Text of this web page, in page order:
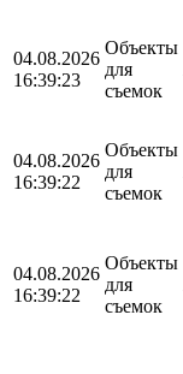
04.08.2026
16:39:23
Объекты
для
съемок
04.08.2026
16:39:22
Объекты
для
съемок
04.08.2026
16:39:22
Объекты
для
съемок